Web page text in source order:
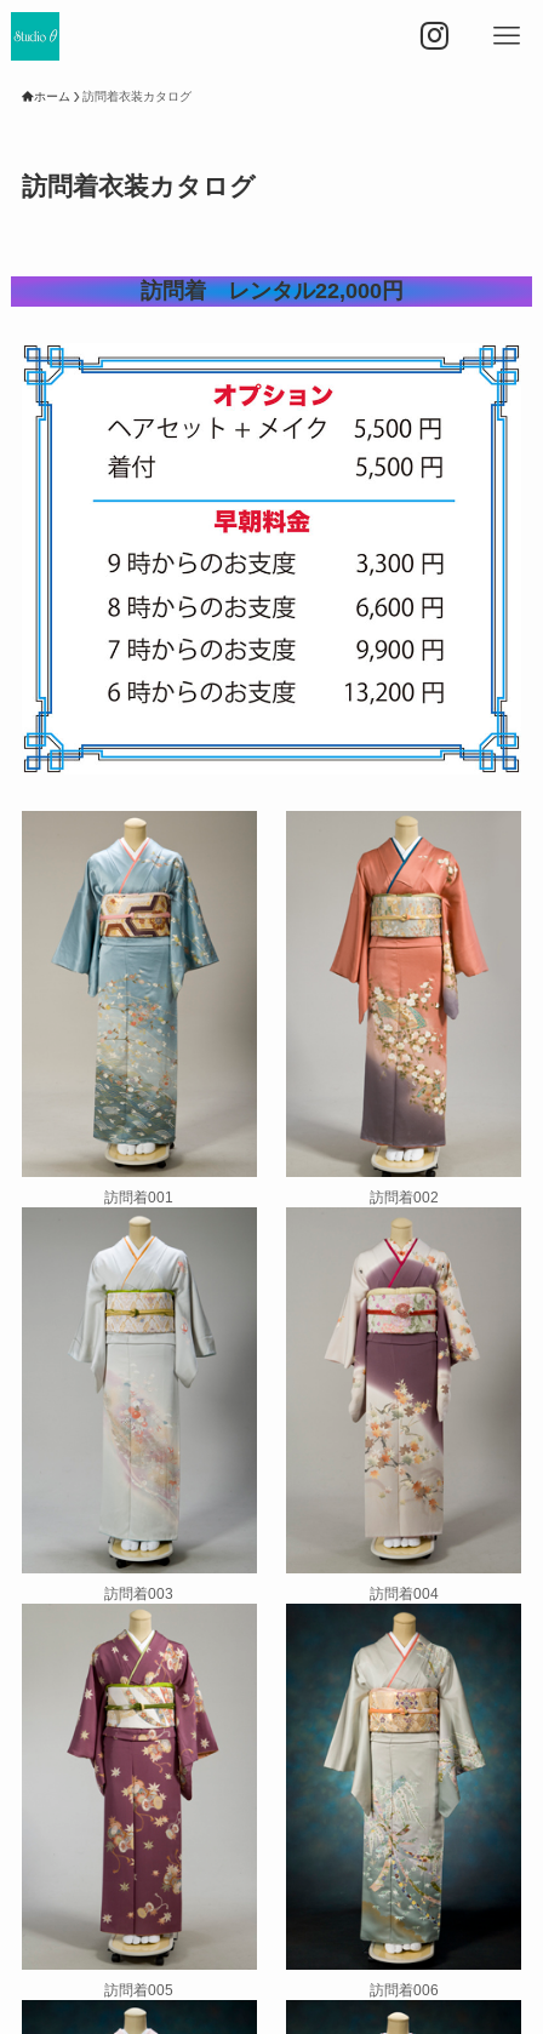
ホーム 訪問着衣装カタログ
訪問着衣装カタログ
訪問着 レンタル22,000円
訪問着001 訪問着002
訪問着003 訪問着004
訪問着005 訪問着006